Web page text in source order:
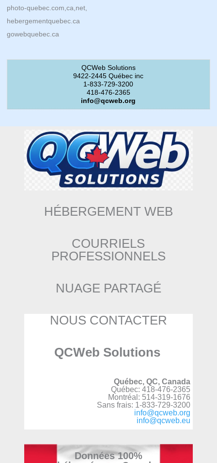
photo-quebec.com,ca,net,
hebergementquebec.ca
gowebquebec.ca
QCWeb Solutions
9422-2445 Québec inc
1-833-729-3200
418-476-2365
info@qcweb.org
HÉBERGEMENT WEB
COURRIELS
PROFESSIONNELS
NUAGE PARTAGÉ
NOUS CONTACTER
QCWeb Solutions
Québec, QC, Canada
Québec: 418-476-2365
Montréal: 514-319-1676
Sans frais: 1-833-729-3200
info@qcweb.org
info@qcweb.eu
Données 100%